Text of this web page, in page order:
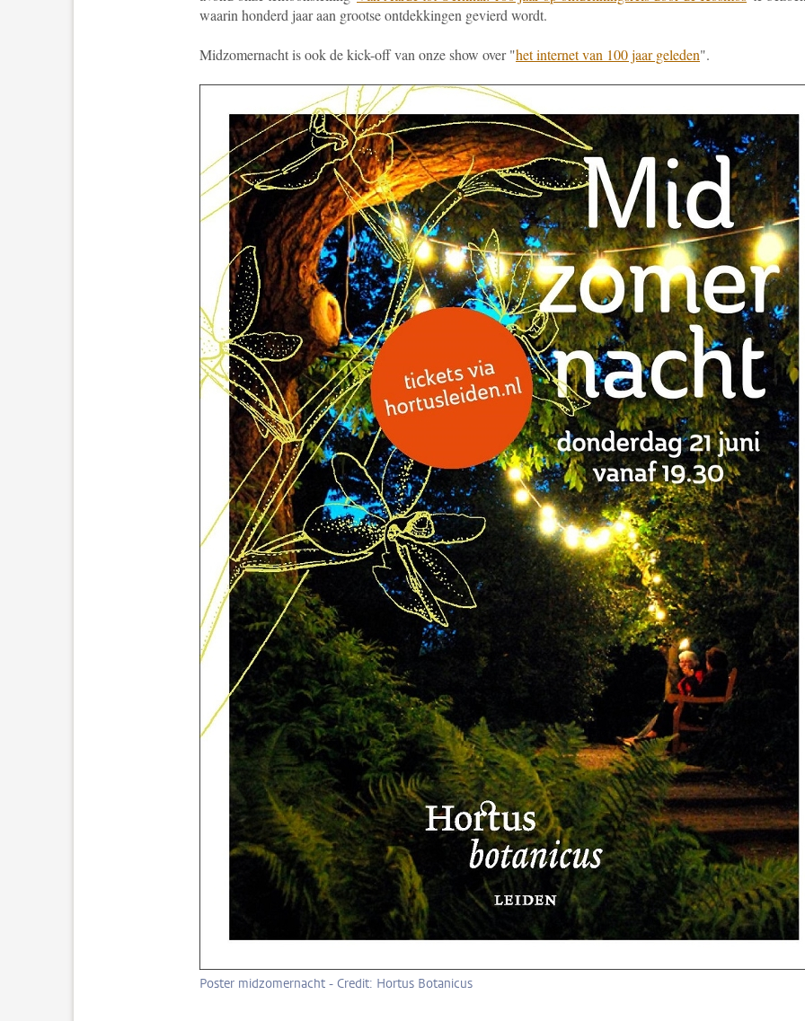
waarin honderd jaar aan grootse ontdekkingen gevierd wordt.
Midzomernacht is ook de kick-off van onze show over "het internet van 100 jaar geleden".
Poster midzomernacht - Credit: Hortus Botanicus